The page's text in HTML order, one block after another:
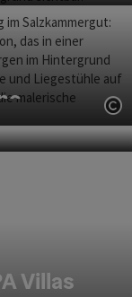
Hotel
Suiten und
inklusive.
Villas